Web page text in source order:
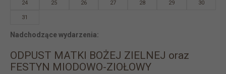
24 25 26 27 28 29 30
31
Nadchodzące wydarzenia:
ODPUST MATKI BOŻEJ ZIELNEJ oraz
FESTYN MIODOWO-ZIOŁOWY